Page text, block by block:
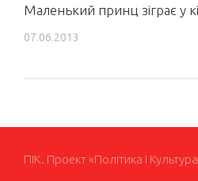
Маленький принц зіграє у
07.06.2013
ПІК. Проект «Політика і